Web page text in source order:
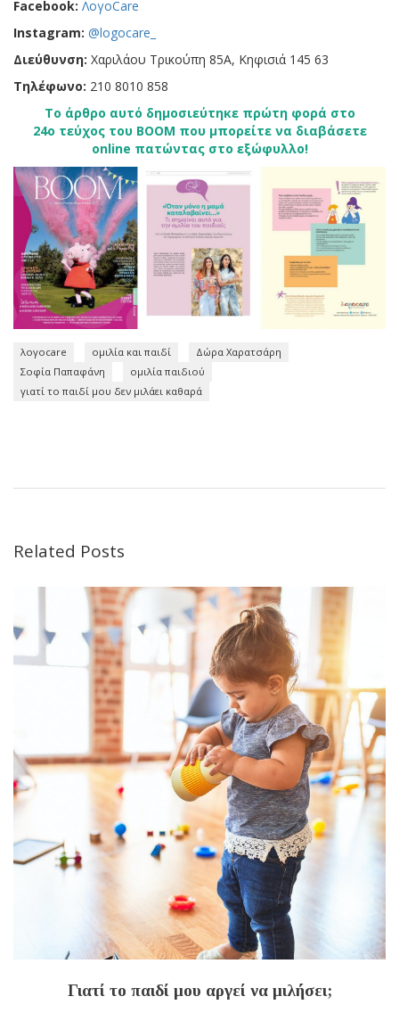
Facebook: ΛογοCare
Instagram: @logocare_
Διεύθυνση: Χαριλάου Τρικούπη 85Α, Κηφισιά 145 63
Tηλέφωνο: 210 8010 858
Το άρθρο αυτό δημοσιεύτηκε πρώτη φορά στο
24ο τεύχος του BOOM που μπορείτε να διαβάσετε
online πατώντας στο εξώφυλλο!
λογοcare ομιλία και παιδί
Δώρα Χαρατσάρη
Σοφία Παπαφάνη
ομιλία παιδιού
γιατί το παιδί μου δεν μιλάει καθαρά
Related Posts
Γιατί το παιδί μου αργεί να μιλήσει;